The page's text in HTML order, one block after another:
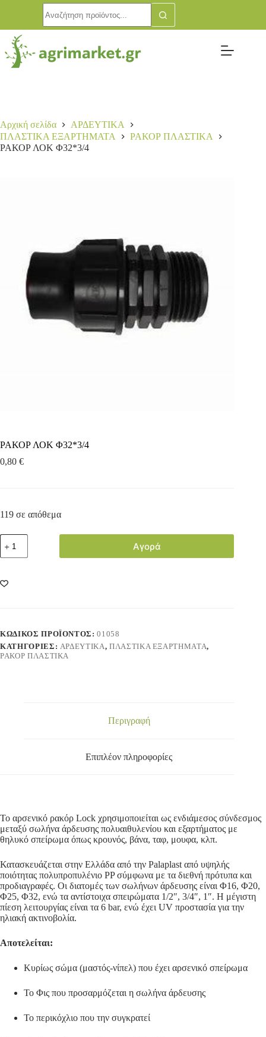
Αρχική σελίδα
ΑΡΔΕΥΤΙΚΑ
ΠΛΑΣΤΙΚΑ ΕΞΑΡΤΗΜΑΤΑ
ΡΑΚΟΡ ΠΛΑΣΤΙΚΑ
ΡΑΚΟΡ ΛΟΚ Φ32*3/4
ΡΑΚΟΡ ΛΟΚ Φ32*3/4
0,80 €
119 σε απόθεμα
Αγορά
ΚΩΔΙΚΌΣ ΠΡΟΪΌΝΤΟΣ:01058
ΚΑΤΗΓΟΡΊΕΣ: ΑΡΔΕΥΤΙΚΑ, ΠΛΑΣΤΙΚΑ ΕΞΑΡΤΗΜΑΤΑ,
ΡΑΚΟΡ ΠΛΑΣΤΙΚΑ
Περιγραφή
Επιπλέον πληροφορίες
Το αρσενικό ρακόρ Lock χρησιμοποιείται ως ενδιάμεσος σύνδεσμος
μεταξύ σωλήνα άρδευσης πολυαιθυλενίου και εξαρτήματος με
θηλυκό σπείρωμα όπως κρουνός, βάνα, ταφ, μουφα, κλπ.
Κατασκευάζεται στην Ελλάδα από την Palaplast από υψηλής
ποιότητας πολυπροπυλένιο PP σύμφωνα με τα διεθνή πρότυπα και
προδιαγραφές. Οι διατομές των σωλήνων άρδευσης είναι Φ16, Φ20,
Φ25, Φ32, ενώ τα αντίστοιχα σπειρώματα 1/2″, 3/4″, 1″. H μέγιστη
πίεση λειτουργίας είναι τα 6 bar, ενώ έχει UV προστασία για την
ηλιακή ακτινοβολία.
Αποτελείται:
Κυρίως σώμα (μαστός-νίπελ) που έχει αρσενικό σπείρωμα
Το Φις που προσαρμόζεται η σωλήνα άρδευσης
Το περικόχλιο που την συγκρατεί